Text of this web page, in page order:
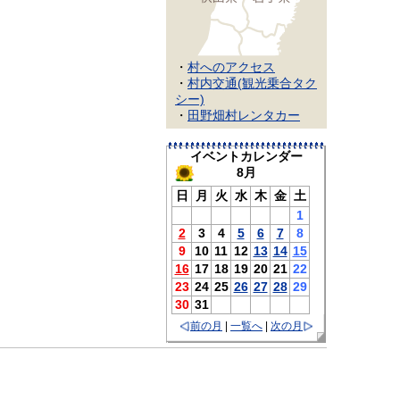
・ 村へのアクセス
・ 村内交通(観光乗合タク
シー)
・ 田野畑村レンタカー
イベントカレンダー
8月
日
月 火 水 木 金
土
1
2
3 4 5 6 7
8
9
10 11 12 13 14 15
16 17 18 19 20 21 22
23 24 25 26 27 28 29
30 31
前の月 | 一覧へ | 次の月